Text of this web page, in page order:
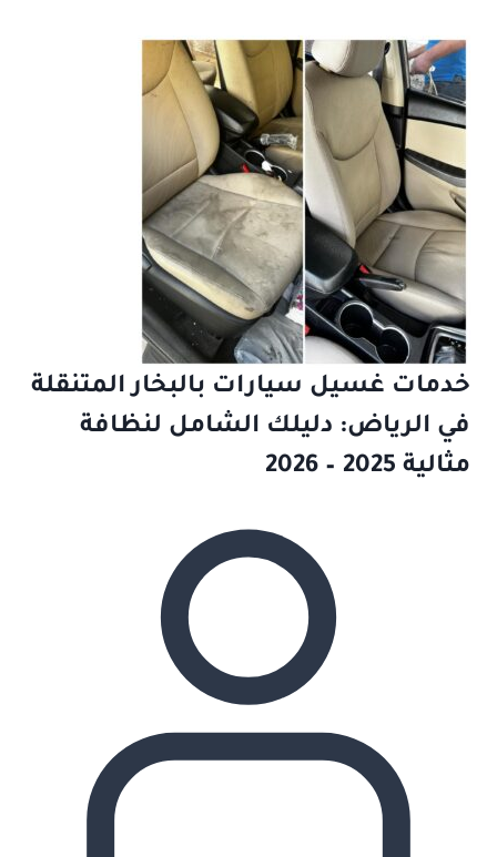
خدمات غسيل سيارات بالبخار المتنقلة
في الرياض: دليلك الشامل لنظافة
مثالية 2025 – 2026